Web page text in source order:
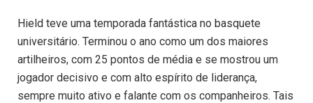
Hield teve uma temporada fantástica no basquete
universitário. Terminou o ano como um dos maiores
artilheiros, com 25 pontos de média e se mostrou um
jogador decisivo e com alto espírito de liderança,
sempre muito ativo e falante com os companheiros. Tais